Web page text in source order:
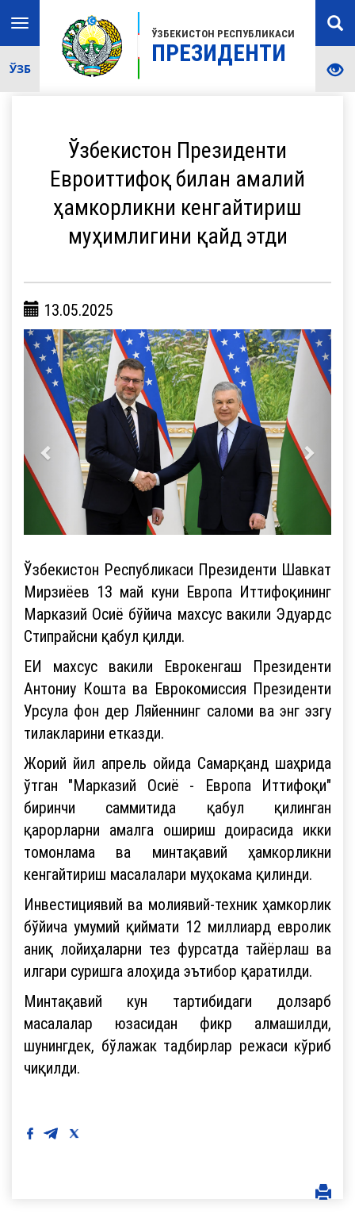
ЎЗБЕКИСТОН РЕСПУБЛИКАСИ
ПРЕЗИДЕНТИ
Toggle
navigation
ЎЗБ
Ўзбекистон Президенти
Евроиттифоқ билан амалий
ҳамкорликни кенгайтириш
муҳимлигини қайд этди
13.05.2025
Ўзбекистон Республикаси Президенти Шавкат
Мирзиёев 13 май куни Европа Иттифоқининг
Марказий Осиё бўйича махсус вакили Эдуардс
Стипрайсни қабул қилди.
ЕИ махсус вакили Еврокенгаш Президенти
Антониу Кошта ва Еврокомиссия Президенти
Урсула фон дер Ляйеннинг саломи ва энг эзгу
тилакларини етказди.
Жорий йил апрель ойида Самарқанд шаҳрида
ўтган "Марказий Осиё - Европа Иттифоқи"
биринчи саммитида қабул қилинган
қарорларни амалга ошириш доирасида икки
томонлама ва минтақавий ҳамкорликни
кенгайтириш масалалари муҳокама қилинди.
Инвестициявий ва молиявий-техник ҳамкорлик
бўйича умумий қиймати 12 миллиард евролик
аниқ лойиҳаларни тез фурсатда тайёрлаш ва
илгари суришга алоҳида эътибор қаратилди.
Минтақавий кун тартибидаги долзарб
масалалар юзасидан фикр алмашилди,
шунингдек, бўлажак тадбирлар режаси кўриб
чиқилди.